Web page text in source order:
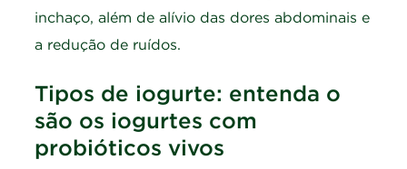
inchaço, além de alívio das dores abdominais e
a redução de ruídos.
Tipos de iogurte: entenda o
são os iogurtes com
probióticos vivos